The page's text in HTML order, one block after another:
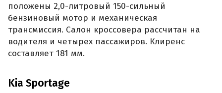
положены 2,0-литровый 150-сильный
бензиновый мотор и механическая
трансмиссия. Салон кроссовера рассчитан на
водителя и четырех пассажиров. Клиренс
составляет 181 мм.
Kia Sportage